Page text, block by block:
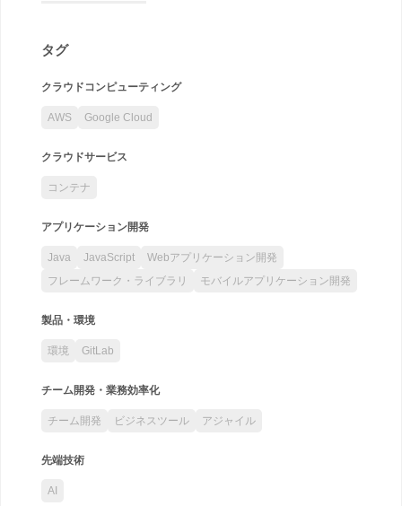
タグ
クラウドコンピューティング
AWS Google Cloud
クラウドサービス
コンテナ
アプリケーション開発
Java JavaScript
Webアプリケーション開発
フレームワーク・ライブラリ
モバイルアプリケーション開発
製品・環境
環境 GitLab
チーム開発・業務効率化
チーム開発 ビジネスツール アジャイル
先端技術
AI